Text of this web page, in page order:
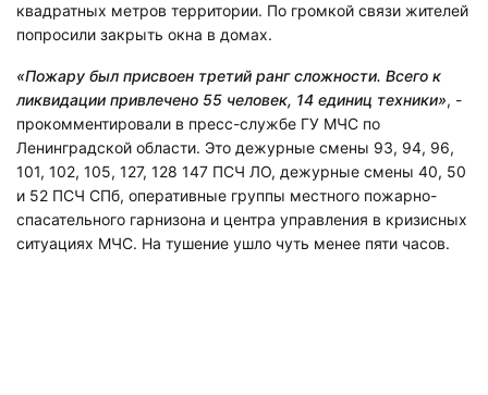
квадратных метров территории. По громкой связи жителей
попросили закрыть окна в домах.
«Пожару был присвоен третий ранг сложности. Всего к
ликвидации привлечено 55 человек, 14 единиц техники», -
прокомментировали в пресс-службе ГУ МЧС по
Ленинградской области. Это дежурные смены 93, 94, 96,
101, 102, 105, 127, 128 147 ПСЧ ЛО, дежурные смены 40, 50
и 52 ПСЧ СПб, оперативные группы местного пожарно-
спасательного гарнизона и центра управления в кризисных
ситуациях МЧС. На тушение ушло чуть менее пяти часов.